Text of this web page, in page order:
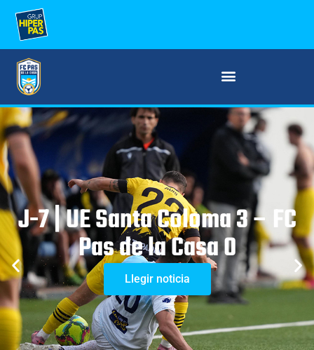
J-7 | UE Santa Coloma 3 – FC
Pas de la Casa 0
Llegir noticia